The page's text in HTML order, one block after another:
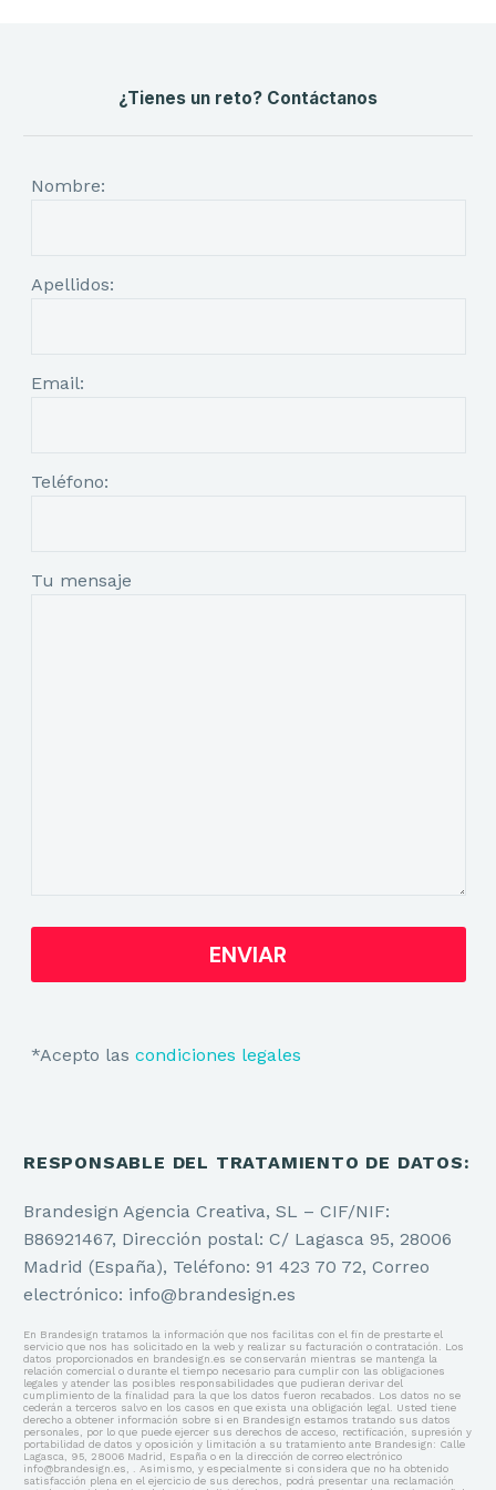
¿Tienes un reto? Contáctanos
Nombre:
Apellidos:
Email:
Teléfono:
Tu mensaje
*Acepto las condiciones legales
RESPONSABLE DEL TRATAMIENTO DE DATOS:
Brandesign Agencia Creativa, SL – CIF/NIF:
B86921467, Dirección postal: C/ Lagasca 95, 28006
Madrid (España), Teléfono: 91 423 70 72, Correo
electrónico: info@brandesign.es
En Brandesign tratamos la información que nos facilitas con el fin de prestarte el
servicio que nos has solicitado en la web y realizar su facturación o contratación. Los
datos proporcionados en brandesign.es se conservarán mientras se mantenga la
relación comercial o durante el tiempo necesario para cumplir con las obligaciones
legales y atender las posibles responsabilidades que pudieran derivar del
cumplimiento de la finalidad para la que los datos fueron recabados. Los datos no se
cederán a terceros salvo en los casos en que exista una obligación legal. Usted tiene
derecho a obtener información sobre si en Brandesign estamos tratando sus datos
personales, por lo que puede ejercer sus derechos de acceso, rectificación, supresión y
portabilidad de datos y oposición y limitación a su tratamiento ante Brandesign: Calle
Lagasca, 95, 28006 Madrid, España o en la dirección de correo electrónico
info@brandesign.es, . Asimismo, y especialmente si considera que no ha obtenido
satisfacción plena en el ejercicio de sus derechos, podrá presentar una reclamación
Estrategia de Marca
Identidad Corporativa
Identidad Verbal
Naming y Nomenclatura
Diseño de Logotipos
Auditoría de Marca
Manual de Identidad Corporativa